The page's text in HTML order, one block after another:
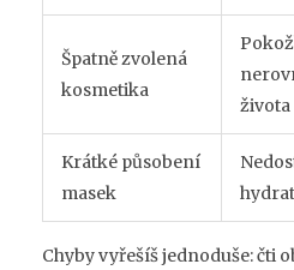
Špatně zvolená
kosmetika
života
Krátké působení
masek
Chyby vyřešíš jednoduše: čti